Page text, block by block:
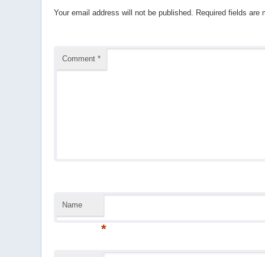
Your email address will not be published. Required fields are
Comment *
Name
*